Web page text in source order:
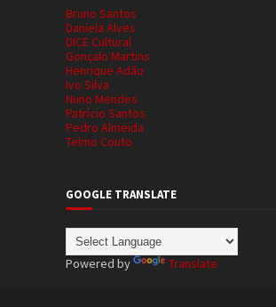
Bruno Santos
Daniela Alves
DICE Cultural
Gonçalo Martins
Henrique Adão
Ivo Silva
Nuno Mendes
Patrício Santos
Pedro Almeida
Telmo Couto
GOOGLE TRANSLATE
Powered by Translate